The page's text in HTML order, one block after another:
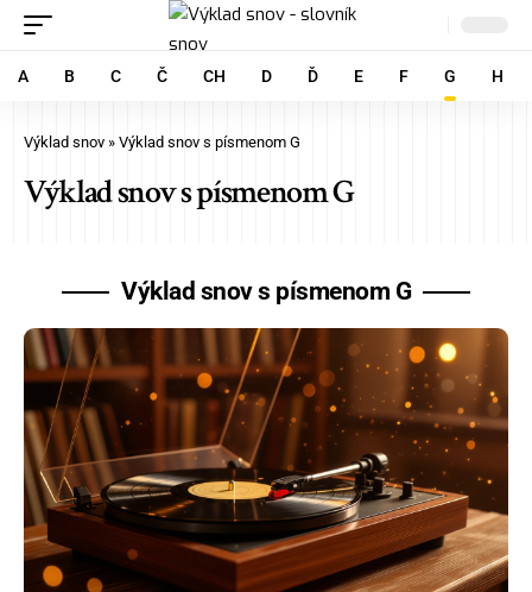
A B C Č CH D Ď E F G H
Výklad snov » Výklad snov s písmenom G
Výklad snov s písmenom G
Výklad snov s písmenom G